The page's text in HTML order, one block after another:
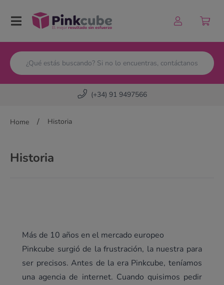
Pinkcube
(+34) 91 9497566
Home / Historia
Historia
Más de 10 años en el mercado europeo
Pinkcube surgió de la frustración, la nuestra para
ser precisos. Antes de la era Pinkcube, teníamos
una agencia de internet. Cuando quisimos pedir